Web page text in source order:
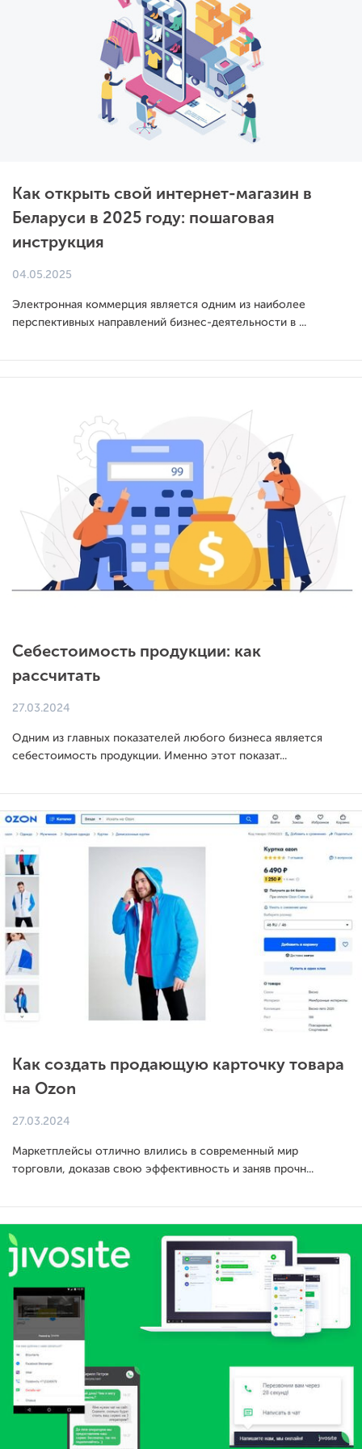
Как открыть свой интернет-магазин в
Беларуси в 2025 году: пошаговая
инструкция
04.05.2025
Электронная коммерция является одним из наиболее
перспективных направлений бизнес-деятельности в ...
Себестоимость продукции: как
рассчитать
27.03.2024
Одним из главных показателей любого бизнеса является
себестоимость продукции. Именно этот показат...
Как создать продающую карточку товара
на Ozon
27.03.2024
Маркетплейсы отлично влились в современный мир
торговли, доказав свою эффективность и заняв прочн...